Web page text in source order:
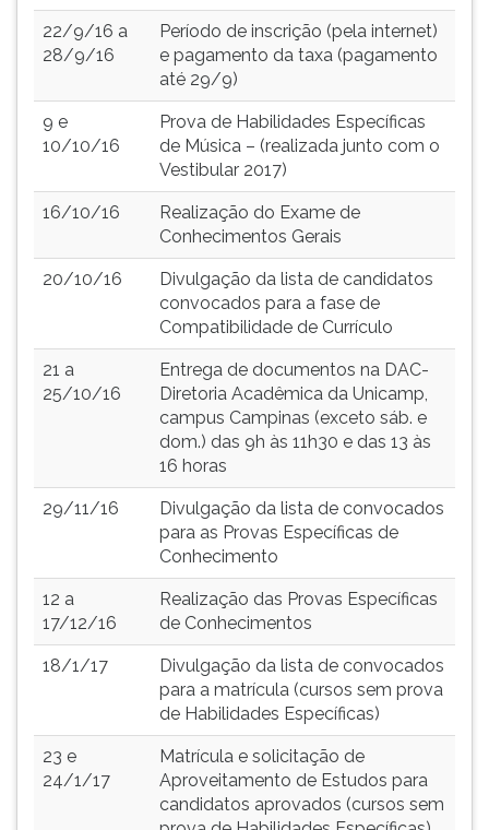
22/9/16 a
28/9/16
Período de inscrição (pela internet)
e pagamento da taxa (pagamento
até 29/9)
9 e
10/10/16
Prova de Habilidades Específicas
de Música – (realizada junto com o
Vestibular 2017)
16/10/16
Realização do Exame de
Conhecimentos Gerais
20/10/16
Divulgação da lista de candidatos
convocados para a fase de
Compatibilidade de Currículo
21 a
25/10/16
Entrega de documentos na DAC-
Diretoria Acadêmica da Unicamp,
campus Campinas (exceto sáb. e
dom.) das 9h às 11h30 e das 13 às
16 horas
29/11/16
Divulgação da lista de convocados
para as Provas Específicas de
Conhecimento
12 a
17/12/16
Realização das Provas Específicas
de Conhecimentos
18/1/17
Divulgação da lista de convocados
para a matrícula (cursos sem prova
de Habilidades Específicas)
23 e
24/1/17
Matrícula e solicitação de
Aproveitamento de Estudos para
candidatos aprovados (cursos sem